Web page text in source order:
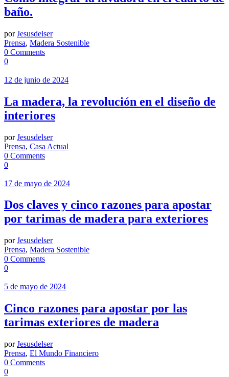
baño.
porJesusdelser
Prensa, Madera Sostenible
0 Comments
0
12 de junio de 2024
La madera, la revolución en el diseño de
interiores
porJesusdelser
Prensa, Casa Actual
0 Comments
0
17 de mayo de 2024
Dos claves y cinco razones para apostar
por tarimas de madera para exteriores
porJesusdelser
Prensa, Madera Sostenible
0 Comments
0
5 de mayo de 2024
Cinco razones para apostar por las
tarimas exteriores de madera
porJesusdelser
Prensa, El Mundo Financiero
0 Comments
0